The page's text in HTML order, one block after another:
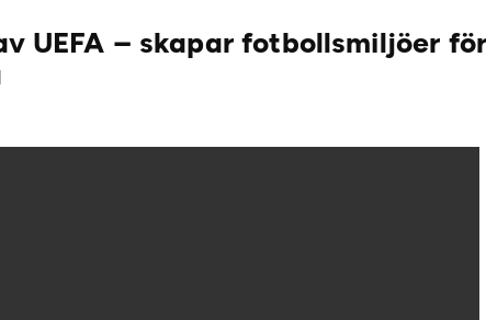
UEFA – skapar fotbollsmiljöer